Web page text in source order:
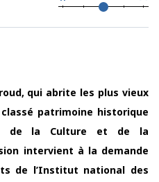
qui abrite les plus vieux
patrimoine historique
de la Culture et de la
intervient à la demande
de l’Institut national des